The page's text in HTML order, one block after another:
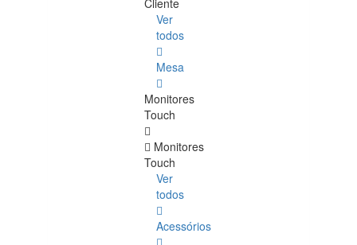
Cliente
Ver
todos
Mesa
Monitores
Touch
Monitores
Touch
Ver
todos
Acessórios